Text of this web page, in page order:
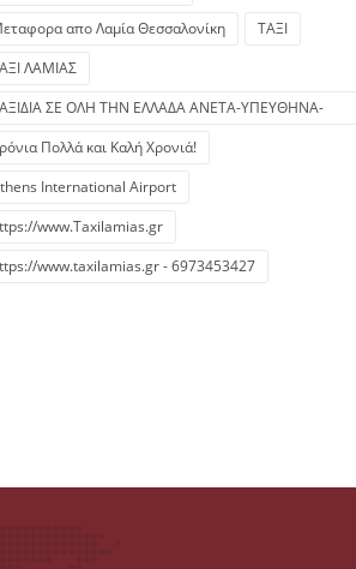
απο Λαμία Θεσσαλονίκη
ΤΑΞΙ
ΛΑΜΙΑΣ
ΣΕ ΟΛΗ ΤΗΝ ΕΛΛΑΔΑ ΑΝΕΤΑ-ΥΠΕΥΘΗΝΑ-
Πολλά και Καλή Χρονιά!
International Airport
www.Taxilamias.gr
www.taxilamias.gr - 6973453427